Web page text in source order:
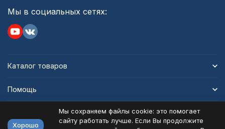
Мы в социальных сетях:
Каталог товаров
Помощь
Хорошо
Мы сохраняем файлы cookie: это помогает
сайту работать лучше. Если Вы продолжите